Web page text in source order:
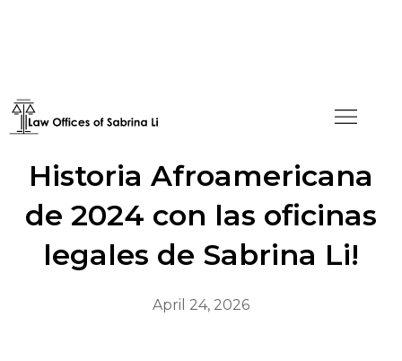
¡Celebre el Mes de la
Historia Afroamericana
de 2024 con las oficinas
legales de Sabrina Li!
April 24, 2026